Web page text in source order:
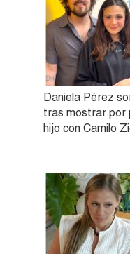
Daniela Pérez
tras mostrar por
hijo con Camilo